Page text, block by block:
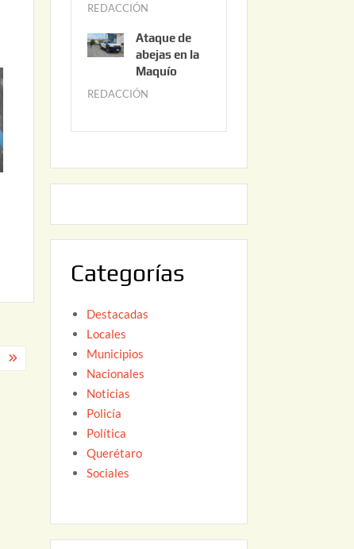
0
2
6
REDACCIÓN
n
i
0
2
Ataque de
abejas en la
Maquío
REDACCIÓN
y
2
Categorías
Destacadas
Locales
Municipios
Nacionales
Noticias
Policía
Política
Querétaro
Sociales